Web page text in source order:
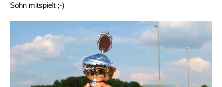
Sohn mitspielt ;-)